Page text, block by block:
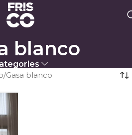
blanco
Gasa blanco